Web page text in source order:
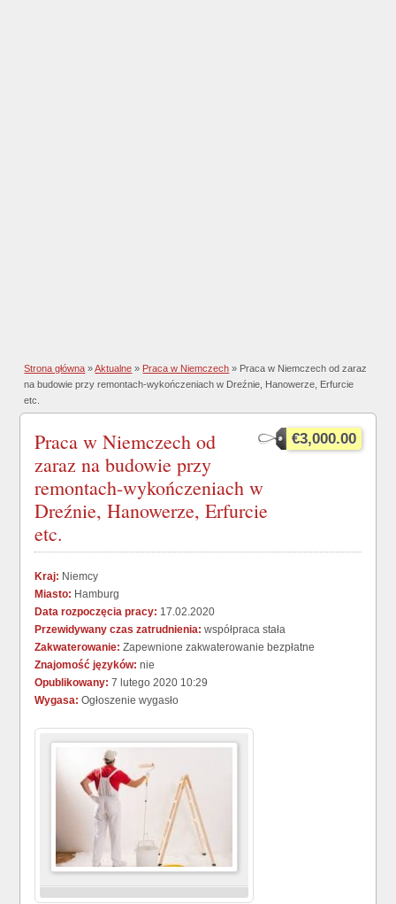
Strona główna »Aktualne » Praca w Niemczech » Praca w Niemczech od zaraz
na budowie przy remontach-wykończeniach w Dreźnie, Hanowerze, Erfurcie
etc.
€3,000.00
Praca w Niemczech od
zaraz na budowie przy
remontach-wykończeniach w
Dreźnie, Hanowerze, Erfurcie
etc.
Kraj: Niemcy
Miasto: Hamburg
Data rozpoczęcia pracy: 17.02.2020
Przewidywany czas zatrudnienia: współpraca stała
Zakwaterowanie: Zapewnione zakwaterowanie bezpłatne
Znajomość języków: nie
Opublikowany: 7 lutego 2020 10:29
Wygasa: Ogłoszenie wygasło